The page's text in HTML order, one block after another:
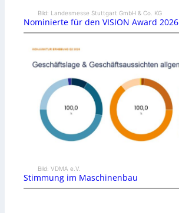
Bild: Landesmesse Stuttgart GmbH & Co. KG
Nominierte für den VISION Award 2026
Bild: VDMA e.V.
Stimmung im Maschinenbau